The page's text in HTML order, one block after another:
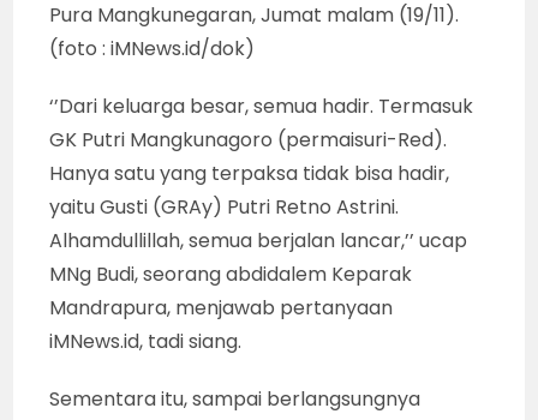
Pura Mangkunegaran, Jumat malam (19/11).
(foto : iMNews.id/dok)
‘’Dari keluarga besar, semua hadir. Termasuk
GK Putri Mangkunagoro (permaisuri-Red).
Hanya satu yang terpaksa tidak bisa hadir,
yaitu Gusti (GRAy) Putri Retno Astrini.
Alhamdullillah, semua berjalan lancar,’’ ucap
MNg Budi, seorang abdidalem Keparak
Mandrapura, menjawab pertanyaan
iMNews.id, tadi siang.
Sementara itu, sampai berlangsungnya